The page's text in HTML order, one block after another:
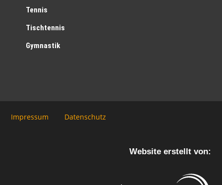
Tennis
Tischtennis
Gymnastik
Impressum Datenschutz
Website erstellt von: